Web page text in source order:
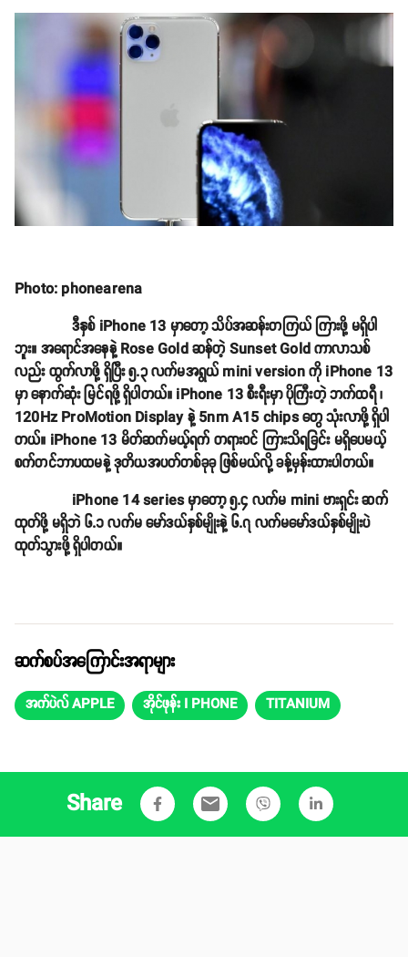
Photo: phonearena
ဒီနှစ် iPhone 13 မှာတော့ သိပ်အဆန်းတကြယ် ကြားဖို့ မရှိပါ
ဘူး။ အရောင်အနေနဲ့ Rose Gold ဆန်တဲ့ Sunset Gold ကာလာသစ်
လည်း ထွက်လာဖို့ ရှိပြီး ၅.၃ လက်မအရွယ် mini version ကို iPhone 13
မှာ နောက်ဆုံး မြင်ရဖို့ ရှိပါတယ်။ iPhone 13 စီးရီးမှာ ပိုကြီးတဲ့ ဘက်ထရီ ၊
120Hz ProMotion Display နဲ့ 5nm A15 chips တွေ သုံးလာဖို့ ရှိပါ
တယ်။ iPhone 13 မိတ်ဆက်မယ့်ရက် တရားဝင် ကြားသိရခြင်း မရှိပေမယ့်
စက်တင်ဘာပထမနဲ့ ဒုတိယအပတ်တစ်ခုခု ဖြစ်မယ်လို့ ခန့်မှန်းထားပါတယ်။
iPhone 14 series မှာတော့ ၅.၄ လက်မ mini ဗားရှင်း ဆက်
ထုတ်ဖို့ မရှိဘဲ ၆.၁ လက်မ မော်ဒယ်နှစ်မျိုးနဲ့ ၆.၇ လက်မမော်ဒယ်နှစ်မျိုးပဲ
ထုတ်သွားဖို့ ရှိပါတယ်။
ဆက်စပ်အကြောင်းအရာများ
အက်ပဲလ် APPLE အိုင်ဖုန်း I PHONE TITANIUM
Share email